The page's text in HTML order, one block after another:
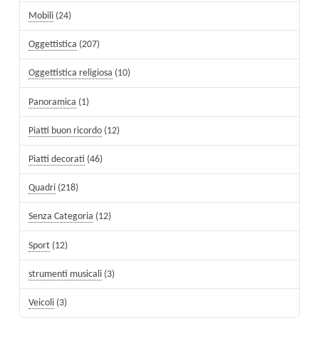
Mobili (24)
Oggettistica (207)
Oggettistica religiosa (10)
Panoramica (1)
Piatti buon ricordo (12)
Piatti decorati (46)
Quadri (218)
Senza Categoria (12)
Sport (12)
strumenti musicali (3)
Veicoli (3)